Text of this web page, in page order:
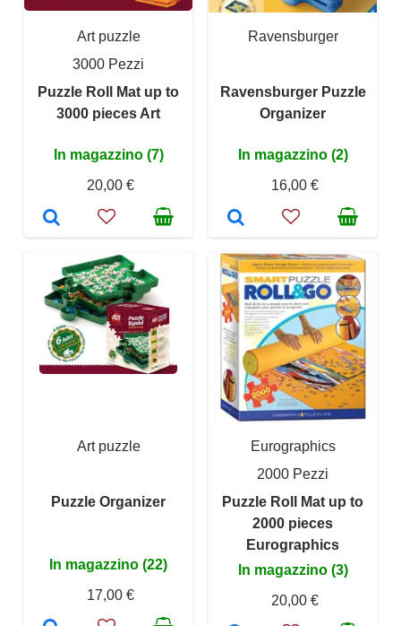
Art puzzle
3000 Pezzi
Puzzle Roll Mat up to
3000 pieces Art
In magazzino (7)
20,00 €
Ravensburger
Ravensburger Puzzle
Organizer
In magazzino (2)
16,00 €
Art puzzle
Puzzle Organizer
In magazzino (22)
17,00 €
Eurographics
2000 Pezzi
Puzzle Roll Mat up to
2000 pieces
Eurographics
In magazzino (3)
20,00 €